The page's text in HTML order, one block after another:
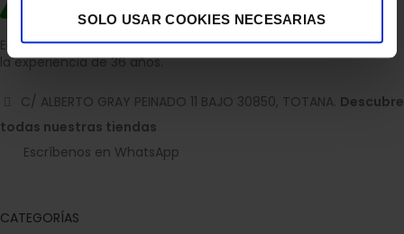
SOLO USAR COOKIES NECESARIAS
Empresa dedicada a la venta de accesorios para el hogar con
la experiencia de 36 años.
C/ ALBERTO GRAY PEINADO 11 BAJO 30850, TOTANA. Descubre
todas nuestras tiendas
Escríbenos en WhatsApp
CATEGORÍAS